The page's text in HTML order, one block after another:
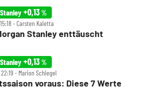
+0,13%
‧ Carsten Kaletta
Stanley enttäuscht
+0,13%
‧ Marion Schlegel
voraus: Diese 7 Werte